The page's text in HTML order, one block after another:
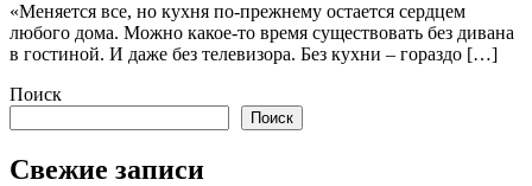
«Меняется все, но кухня по-прежнему остается сердцем
любого дома. Можно какое-то время существовать без дивана
в гостиной. И даже без телевизора. Без кухни – гораздо […]
Поиск
Поиск
Свежие записи